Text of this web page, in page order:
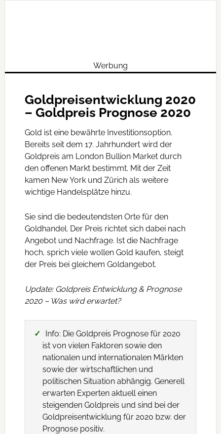
Werbung
Goldpreisentwicklung 2020
– Goldpreis Prognose 2020
Gold ist eine bewährte Investitionsoption.
Bereits seit dem 17. Jahrhundert wird der
Goldpreis am London Bullion Market durch
den offenen Markt bestimmt. Mit der Zeit
kamen New York und Zürich als weitere
wichtige Handelsplätze hinzu.
Sie sind die bedeutendsten Orte für den
Goldhandel. Der Preis richtet sich dabei nach
Angebot und Nachfrage. Ist die Nachfrage
hoch, sprich viele wollen Gold kaufen, steigt
der Preis bei gleichem Goldangebot.
Update: Goldpreis Entwicklung & Prognose
2020 – Was wird erwartet?
Info: Die Goldpreis Prognose für 2020
ist von vielen Faktoren sowie den
nationalen und internationalen Märkten
sowie der wirtschaftlichen und
politischen Situation abhängig. Generell
erwarten Experten aktuell einen
steigenden Goldpreis und sind bei der
Goldpreisentwicklung für 2020 bzw. der
Prognose positiv.